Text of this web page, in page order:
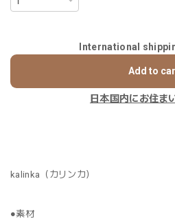
International
Add to
日本国内にお住ま
kalinka（カリンカ）
●素材